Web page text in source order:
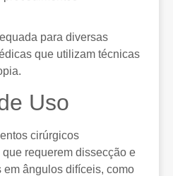
para diversas
que utilizam técnicas
Uso
cirúrgicos
requerem dissecção e
ângulos difíceis, como